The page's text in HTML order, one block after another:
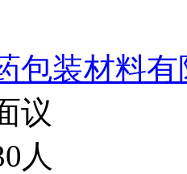
包装材料有
议
人